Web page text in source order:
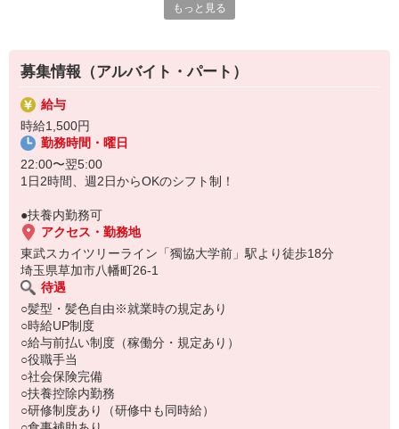
なか卯、かつ庵、ココス、ジョリーパスタ、ビッグボーイ、華屋
ョーグループ！
その中のひとつ『すき家』でお仕事しませんか？
あなたの笑顔で！
すばやく提供！
他にも、食材の調整や金銭管理、新しく入社したクルーの研修など
様々なお仕事があります。
セルフオーダー、セルフ会計で、現金の受け渡しはほとんどありま
せん。※一部店舗を除く
取り間違いもなく安心でスムーズ♪
マニュアルも用意していますので飲食店が初めての方でも大丈夫！
もちろん先輩クルーがしっかり教えてくれるので安心してくださ
い。
もっと見る
募集情報（アルバイト・パート）
給与
時給1,500円
勤務時間・曜日
22:00〜翌5:00
1日2時間、週2日からOKのシフト制！
●扶養内勤務可
アクセス・勤務地
東武スカイツリーライン「獨協大学前」駅より徒歩18分
埼玉県草加市八幡町26-1
待遇
○髪型・髪色自由※就業時の規定あり
○時給UP制度
○給与前払い制度（稼働分・規定あり）
○役職手当
○社会保険完備
○扶養控除内勤務
○研修制度あり（研修中も同時給）